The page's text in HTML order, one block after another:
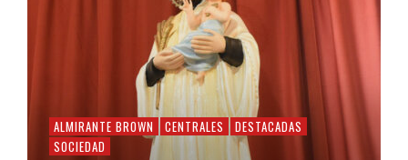
ALMIRANTE BROWN CENTRALES
DESTACADAS
SOCIEDAD